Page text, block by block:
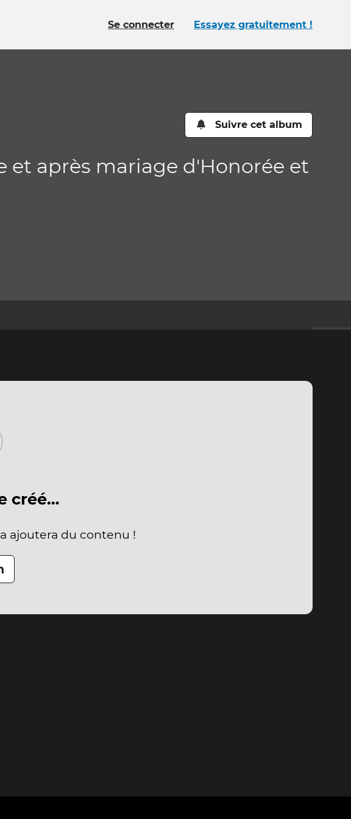
Se connecter Essayez gratuitement !
Suivre cet album
et après mariage d'Honorée et
créé…
ajoutera du contenu !